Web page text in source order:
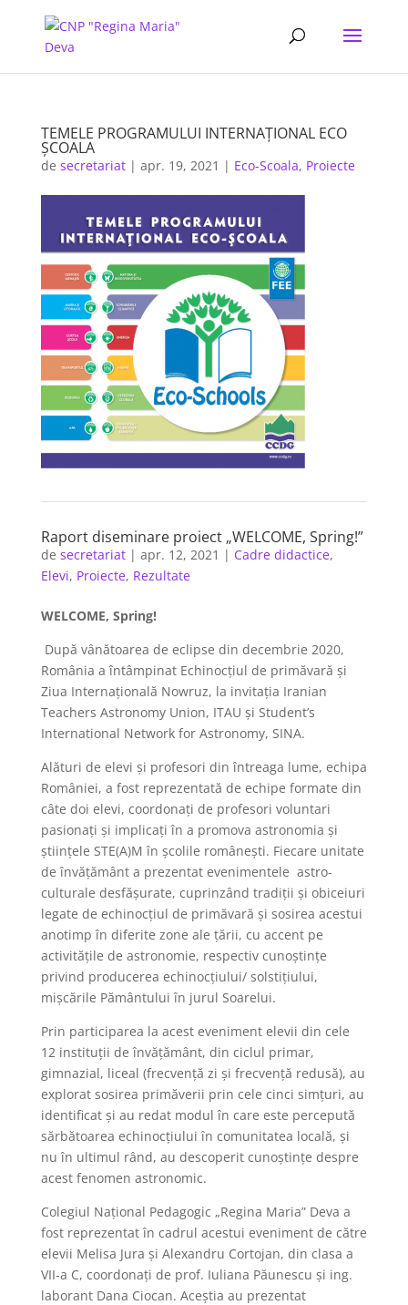
TEMELE PROGRAMULUI INTERNAȚIONAL ECO
ȘCOALA
de secretariat| apr. 19, 2021 | Eco-Scoala, Proiecte
Raport diseminare proiect „WELCOME, Spring!”
de secretariat| apr. 12, 2021 | Cadre didactice,
Elevi, Proiecte, Rezultate
WELCOME, Spring!
După vânătoarea de eclipse din decembrie 2020,
România a întâmpinat Echinocţiul de primăvară şi
Ziua Internațională Nowruz, la invitația Iranian
Teachers Astronomy Union, ITAU și Student’s
International Network for Astronomy, SINA.
Alături de elevi și profesori din întreaga lume, echipa
României, a fost reprezentată de echipe formate din
câte doi elevi, coordonați de profesori voluntari
pasionați și implicați în a promova astronomia și
științele STE(A)M în școlile românești. Fiecare unitate
de învățământ a prezentat evenimentele astro-
culturale desfășurate, cuprinzând tradiții și obiceiuri
legate de echinocțiul de primăvară și sosirea acestui
anotimp în diferite zone ale țării, cu accent pe
activitățile de astronomie, respectiv cunoștințe
privind producerea echinocțiului/ solstițiului,
mișcările Pământului în jurul Soarelui.
Prin participarea la acest eveniment elevii din cele
12 instituții de învățământ, din ciclul primar,
gimnazial, liceal (frecvență zi și frecvență redusă), au
explorat sosirea primăverii prin cele cinci simţuri, au
identificat și au redat modul în care este percepută
sărbătoarea echinocţiului în comunitatea locală, și
nu în ultimul rând, au descoperit cunoștințe despre
acest fenomen astronomic.
Colegiul Național Pedagogic „Regina Maria” Deva a
fost reprezentat în cadrul acestui eveniment de către
elevii Melisa Jura și Alexandru Cortojan, din clasa a
VII-a C, coordonați de prof. Iuliana Păunescu și ing.
laborant Dana Ciocan. Aceștia au prezentat